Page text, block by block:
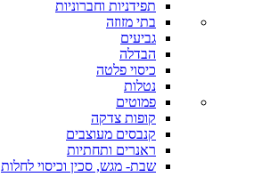
תפידניות וחברוניות
בתי מזוזה
גביעים
הבדלה
כיסוי פלטה
נטלות
פמוטים
קופות צדקה
קנבסים מעוצבים
ראנרים ותחתיות
שבת- מגש, סכין וכיסוי לחלות